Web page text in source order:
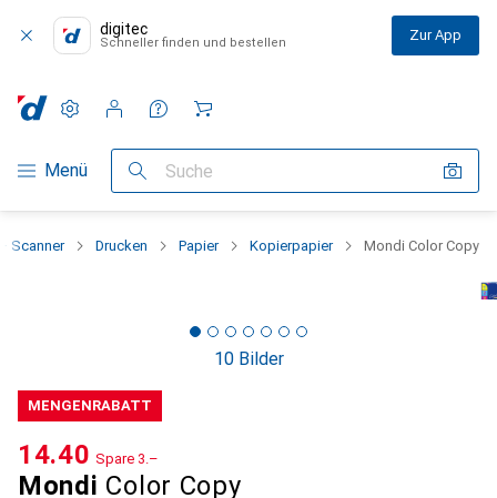
digitec
Schneller finden und bestellen Zur App
Navigation nach Kategorien
Menü Suche
Einstellungen
Kundenkonto
Vergleichslisten
Merklisten
Warenkorb
Scanner Drucken Papier Kopierpapier Mondi Color Copy
10 Bilder
MENGENRABATT
Mondi Color Copy
CHF
14.40 Spare CHF
3.–